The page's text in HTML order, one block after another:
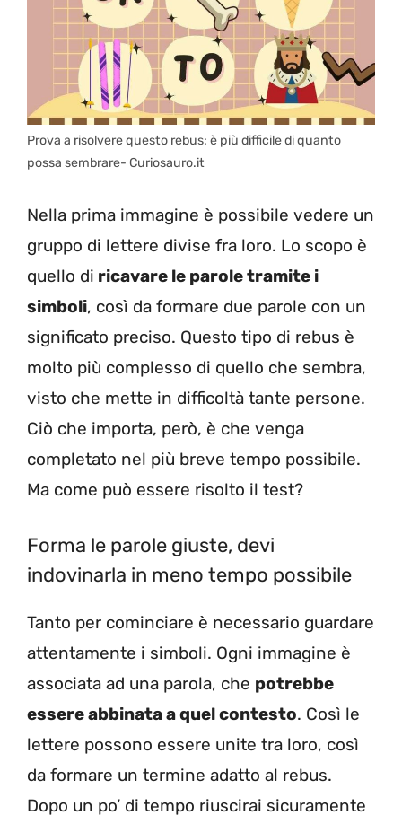
Prova a risolvere questo rebus: è più difficile di quanto
possa sembrare- Curiosauro.it
Nella prima immagine è possibile vedere un
gruppo di lettere divise fra loro. Lo scopo è
quello di ricavare le parole tramite i
simboli, così da formare due parole con un
significato preciso. Questo tipo di rebus è
molto più complesso di quello che sembra,
visto che mette in difficoltà tante persone.
Ciò che importa, però, è che venga
completato nel più breve tempo possibile.
Ma come può essere risolto il test?
Forma le parole giuste, devi
indovinarla in meno tempo possibile
Tanto per cominciare è necessario guardare
attentamente i simboli. Ogni immagine è
associata ad una parola, che potrebbe
essere abbinata a quel contesto. Così le
lettere possono essere unite tra loro, così
da formare un termine adatto al rebus.
Dopo un po’ di tempo riuscirai sicuramente